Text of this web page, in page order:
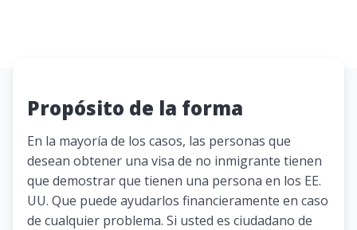
Propósito de la forma
En la mayoría de los casos, las personas que
desean obtener una visa de no inmigrante tienen
que demostrar que tienen una persona en los EE.
UU. Que puede ayudarlos financieramente en caso
de cualquier problema. Si usted es ciudadano de